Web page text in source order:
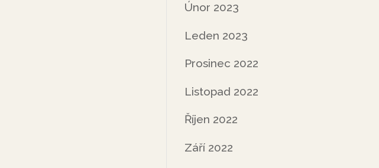
Únor 2023
Leden 2023
Prosinec 2022
Listopad 2022
Říjen 2022
Září 2022